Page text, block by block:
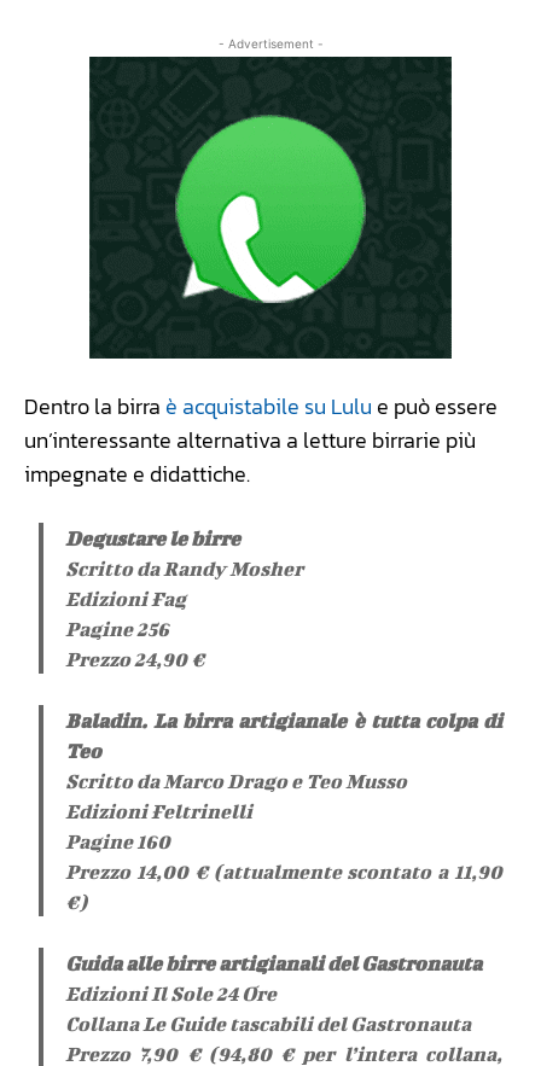
- Advertisement -
Dentro la birra è acquistabile su Lulu e può essere
un’interessante alternativa a letture birrarie più
impegnate e didattiche.
Degustare le birre
Scritto da Randy Mosher
Edizioni Fag
Pagine 256
Prezzo 24,90 €
Baladin. La birra artigianale è tutta colpa di
Teo
Scritto da Marco Drago e Teo Musso
Edizioni Feltrinelli
Pagine 160
Prezzo 14,00 € (attualmente scontato a 11,90
€)
Guida alle birre artigianali del Gastronauta
Edizioni Il Sole 24 Ore
Collana Le Guide tascabili del Gastronauta
Prezzo 7,90 € (94,80 € per l’intera collana,